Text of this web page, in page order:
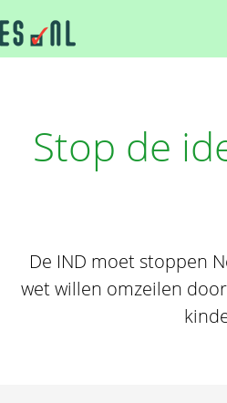
Stop de
De IND moet stoppen
wet willen omzeilen